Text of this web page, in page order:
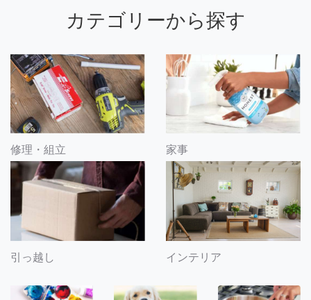
カテゴリーから探す
修理・組立 家事
引っ越し インテリア